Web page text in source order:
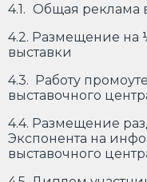
4.1. Общая реклама
4.2. Размещение на
выставки
4.3. Работу
выставочного
4.4. Размещение
Экспонента на
выставочного